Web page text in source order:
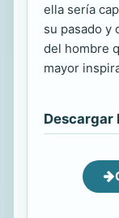
ella sería
su pasado y
del hombre
mayor
Descargar